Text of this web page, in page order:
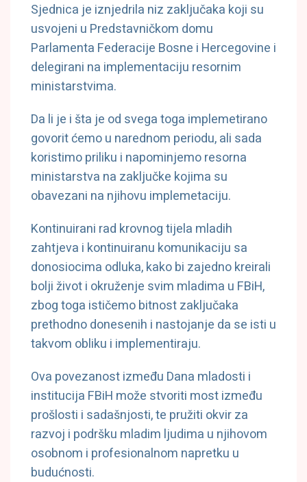
Sjednica je iznjedrila niz zaključaka koji su
usvojeni u Predstavničkom domu
Parlamenta Federacije Bosne i Hercegovine i
delegirani na implementaciju resornim
ministarstvima.
Da li je i šta je od svega toga implemetirano
govorit ćemo u narednom periodu, ali sada
koristimo priliku i napominjemo resorna
ministarstva na zaključke kojima su
obavezani na njihovu implemetaciju.
Kontinuirani rad krovnog tijela mladih
zahtjeva i kontinuiranu komunikaciju sa
donosiocima odluka, kako bi zajedno kreirali
bolji život i okruženje svim mladima u FBiH,
zbog toga ističemo bitnost zaključaka
prethodno donesenih i nastojanje da se isti u
takvom obliku i implementiraju.
Ova povezanost između Dana mladosti i
institucija FBiH može stvoriti most između
prošlosti i sadašnjosti, te pružiti okvir za
razvoj i podršku mladim ljudima u njihovom
osobnom i profesionalnom napretku u
budućnosti.